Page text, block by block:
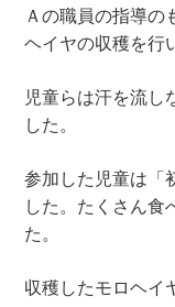
Ａの職員の指導の
ヘイヤの収穫を行
児童らは汗を流し
した。
参加した児童は「
した。たくさん食
た。
収穫したモロヘイ